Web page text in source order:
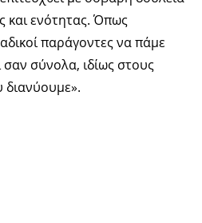
και ενότητας. Όπως
παράγοντες να πάμε
σύνολα, ιδίως στους
διανύουμε».